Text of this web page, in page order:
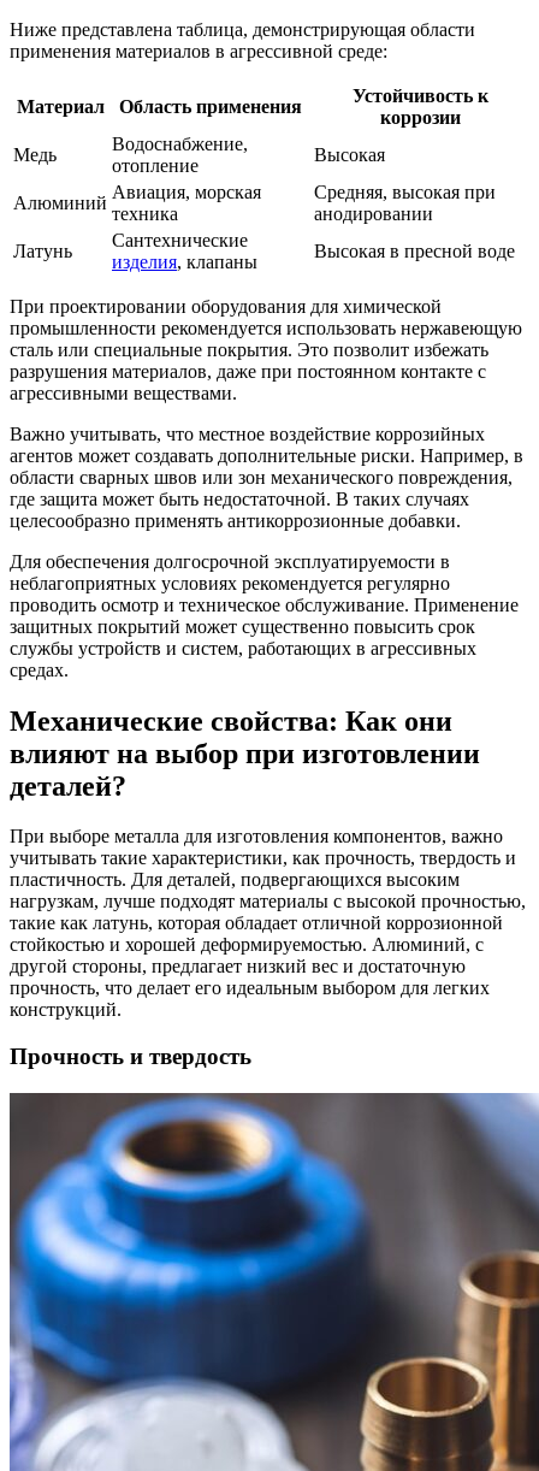
Ниже представлена таблица, демонстрирующая области
применения материалов в агрессивной среде:
Материал Область применения
Устойчивость к
коррозии
Медь
Водоснабжение,
отопление
Высокая
Алюминий
Авиация, морская
техника
Средняя, высокая при
анодировании
Латунь
Сантехнические
изделия, клапаны
Высокая в пресной воде
При проектировании оборудования для химической
промышленности рекомендуется использовать нержавеющую
сталь или специальные покрытия. Это позволит избежать
разрушения материалов, даже при постоянном контакте с
агрессивными веществами.
Важно учитывать, что местное воздействие коррозийных
агентов может создавать дополнительные риски. Например, в
области сварных швов или зон механического повреждения,
где защита может быть недостаточной. В таких случаях
целесообразно применять антикоррозионные добавки.
Для обеспечения долгосрочной эксплуатируемости в
неблагоприятных условиях рекомендуется регулярно
проводить осмотр и техническое обслуживание. Применение
защитных покрытий может существенно повысить срок
службы устройств и систем, работающих в агрессивных
средах.
Механические свойства: Как они
влияют на выбор при изготовлении
деталей?
При выборе металла для изготовления компонентов, важно
учитывать такие характеристики, как прочность, твердость и
пластичность. Для деталей, подвергающихся высоким
нагрузкам, лучше подходят материалы с высокой прочностью,
такие как латунь, которая обладает отличной коррозионной
стойкостью и хорошей деформируемостью. Алюминий, с
другой стороны, предлагает низкий вес и достаточную
прочность, что делает его идеальным выбором для легких
конструкций.
Прочность и твердость